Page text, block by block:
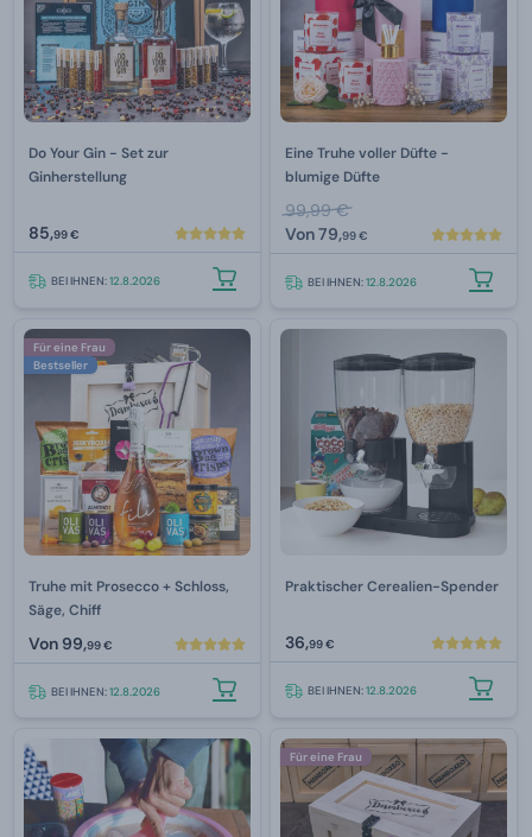
Do Your Gin - Set zur
Ginherstellung
85,99 €
BEI IHNEN:12.8.2026
Eine Truhe voller Düfte -
blumige Düfte
99,99 €
Von79,99 €
BEI IHNEN:12.8.2026
Für eine Frau
Bestseller
Truhe mit Prosecco + Schloss,
Säge, Chiff
Von 99,99 €
BEI IHNEN:12.8.2026
Praktischer Cerealien-Spender
36,99 €
BEI IHNEN:12.8.2026
Für eine Frau